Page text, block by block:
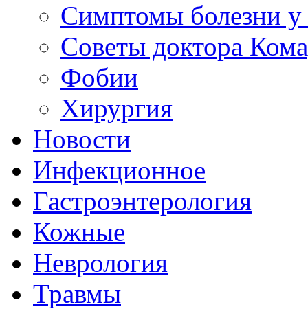
Симптомы болезни у
Советы доктора
Фобии
Хирургия
Новости
Инфекционное
Гастроэнтерология
Кожные
Неврология
Травмы